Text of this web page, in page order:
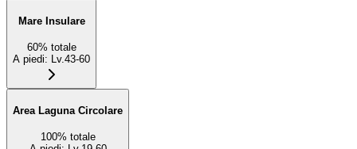
Mare Insulare
60% totale
A piedi: Lv.43-60
Area Laguna Circolare
100% totale